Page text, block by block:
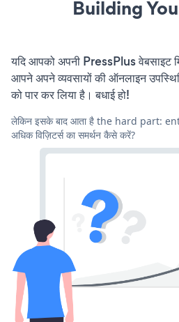
Building
यदि आपको अपनी PressPlus वेबसाइट
आपने अपने व्यवसायों की ऑनलाइन
को पार कर लिया है। बधाई हो!
लेकिन इसके बाद आता है the hard part:
अधिक विज़िटर्स का समर्थन कैसे करें?